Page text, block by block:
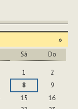
»
Sá Do
1
2
8
9
15
16